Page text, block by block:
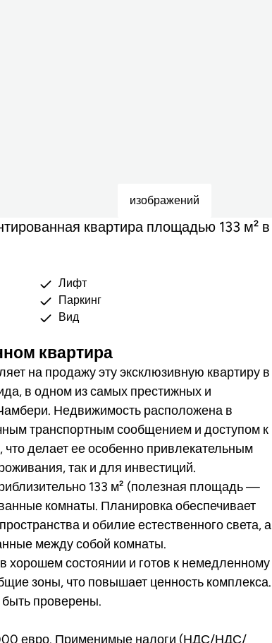
изображений
квартира площадью 133 м² в
Лифт
Паркинг
Вид
квартира
на продажу эту эксклюзивную квартиру в
в одном из самых престижных и
Недвижимость расположена в
транспортным сообщением и доступом к
делает ее особенно привлекательным
так и для инвестиций.
133 м² (полезная площадь —
комнаты. Планировка обеспечивает
и обилие естественного света, а
между собой комнаты.
хорошем состоянии и готов к немедленному
зоны, что повышает ценность комплекса.
проверены.
евро. Применимые налоги (НДС/НДС/